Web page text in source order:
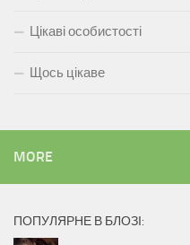
Цікаві особистості
Щось цікаве
MORE
ПОПУЛЯРНЕ В БЛОЗІ: